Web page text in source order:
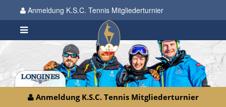
Anmeldung K.S.C. Tennis Mitgliederturnier
Anmeldung K.S.C. Tennis Mitgliederturnier